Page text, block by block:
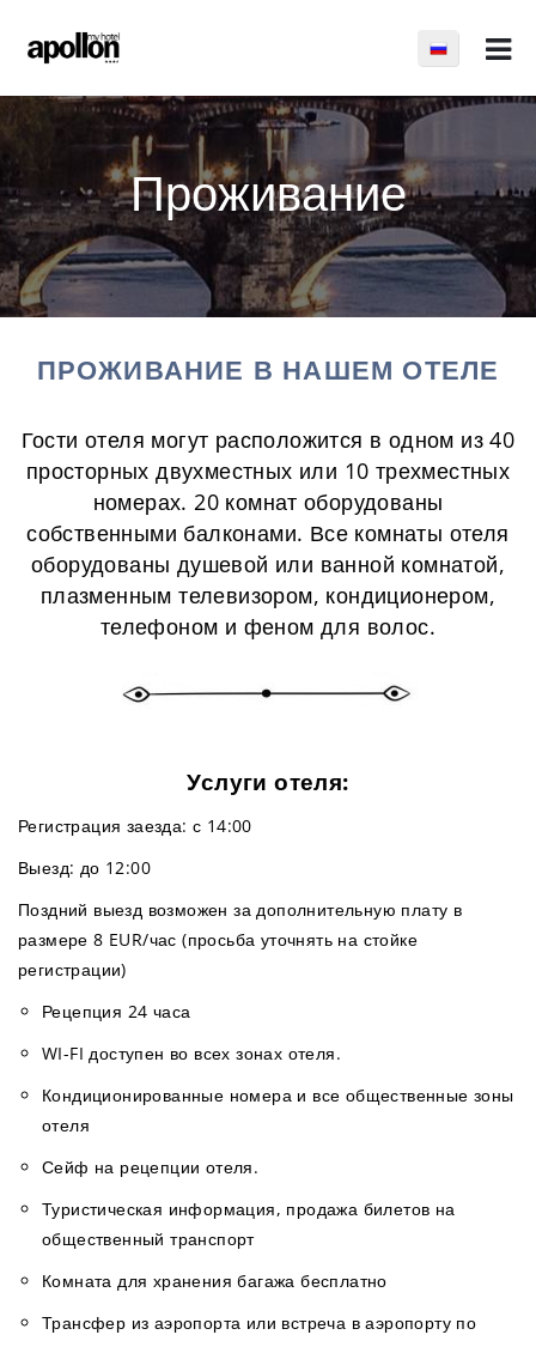
Проживание
ПРОЖИВАНИЕ В НАШЕМ ОТЕЛЕ
Гости отеля могут расположится в одном из 40
просторных двухместных или 10 трехместных
номерах. 20 комнат оборудованы
собственными балконами. Все комнаты отеля
оборудованы душевой или ванной комнатой,
плазменным телевизором, кондиционером,
телефоном и феном для волос.
Услуги отеля:
Регистрация заезда: с 14:00
Выезд: до 12:00
Поздний выезд возможен за дополнительную плату в
размере 8 EUR/час (просьба уточнять на стойке
регистрации)
Рецепция 24 часа
WI-FI доступен во всех зонах отеля.
Кондиционированные номера и все общественные зоны
отеля
Сейф на рецепции отеля.
Туристическая информация, продажа билетов на
общественный транспорт
Комната для хранения багажа бесплатно
Трансфер из аэропорта или встреча в аэропорту по